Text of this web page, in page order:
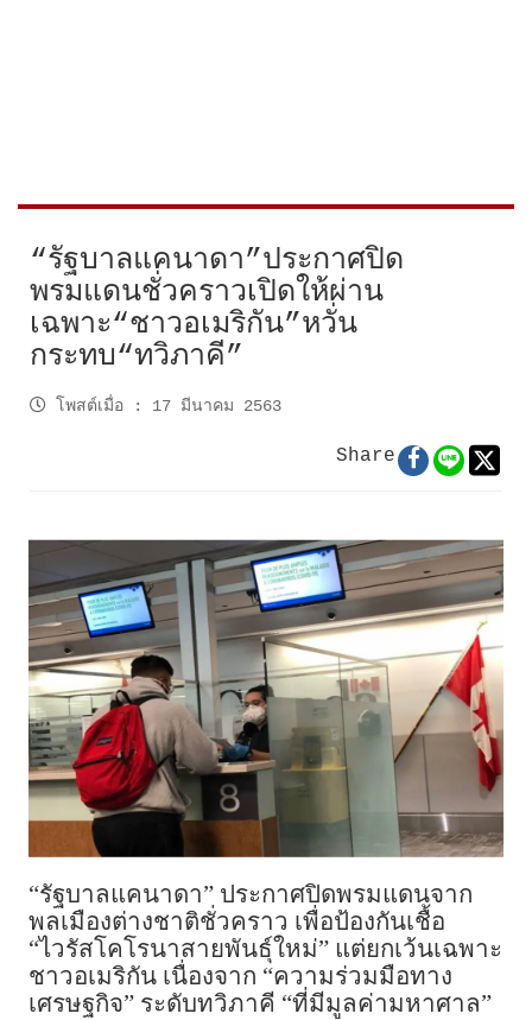
“รัฐบาลแคนาดา”ประกาศปิด
พรมแดนชั่วคราวเปิดให้ผ่าน
เฉพาะ“ชาวอเมริกัน”หวั่น
กระทบ“ทวิภาคี”
โพสต์เมื่อ : 17 มีนาคม 2563
Share
“รัฐบาลแคนาดา” ประกาศปิดพรมแดนจาก
พลเมืองต่างชาติชั่วคราว เพื่อป้องกันเชื้อ
“ไวรัสโคโรนาสายพันธุ์ใหม่” แต่ยกเว้นเฉพาะ
ชาวอเมริกัน เนื่องจาก “ความร่วมมือทาง
เศรษฐกิจ” ระดับทวิภาคี “ที่มีมูลค่ามหาศาล”